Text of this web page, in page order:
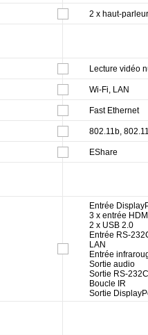
2 x haut-
Lecture vidéo
Wi-Fi, LAN
Fast Ethernet
802.11b,
EShare
Entrée
3 x entrée
2 x USB 2.0
Entrée RS-
LAN
Entrée
Sortie audio
Sortie RS-232C
Boucle IR
Sortie